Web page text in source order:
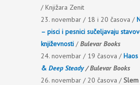
/ Knjižara Zenit
23. novembar / 18 i 20 časova /
– pisci i pesnici sučeljavaju
književnosti /Bulevar Books
24. novembar / 19 časova /
& Deep Steady/ Bulevar Books
26. novembar / 20 časova /